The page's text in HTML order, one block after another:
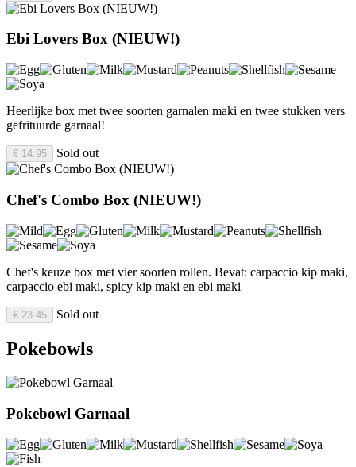
Ebi Lovers Box (NIEUW!)
Heerlijke box met twee soorten garnalen maki en twee stukken vers
gefrituurde garnaal!
€ 14.95 Sold out
Chef's Combo Box (NIEUW!)
Chef's keuze box met vier soorten rollen. Bevat: carpaccio kip maki,
carpaccio ebi maki, spicy kip maki en ebi maki
€ 23.45 Sold out
Pokebowls
Pokebowl Garnaal